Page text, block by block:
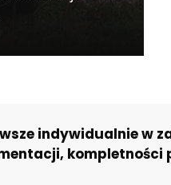
indywidualnie w
kompletności